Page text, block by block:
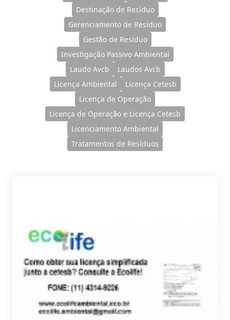
Destinação de Resíduo
Gerenciamento de Resíduo
Gestão de Resíduo
Investigação Passivo Ambiental
Laudo Avcb
Laudos Avcb
Licença Ambiental
Licença Cetesb
Licença de Operação
Licença de Operação e Licença Cetesb
Licenciamento Ambiental
Tratamentos de Resíduos